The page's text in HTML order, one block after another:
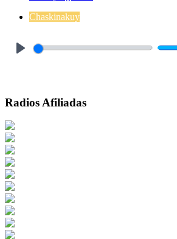
Chaskinakuy
Radios Afiliadas